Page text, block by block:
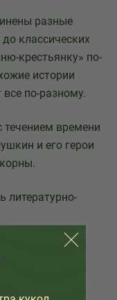
разные
классических
крестьянку» по-
истории
по-разному.
течением времени
и его герои
литературно-